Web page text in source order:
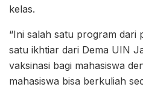
kelas.
“Ini salah satu program dari
satu ikhtiar dari Dema UIN
vaksinasi bagi mahasiswa
mahasiswa bisa berkuliah